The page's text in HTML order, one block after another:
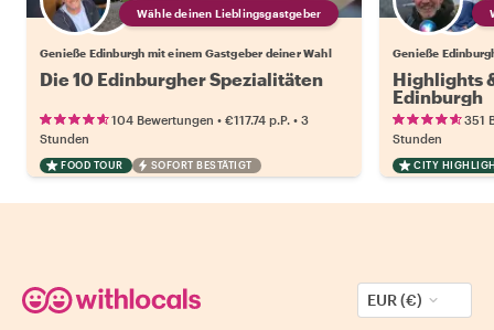
Wähle deinen Lieblingsgastgeber
Genieße Edinburgh mit einem Gastgeber deiner Wahl
Die 10 Edinburgher Spezialitäten
104 Bewertungen • €117.74 p.P. • 3
Stunden
FOOD TOUR SOFORT BESTÄTIGT
Genieße
Highlights
Edinburgh
351
Stunden
CITY
EUR (€)